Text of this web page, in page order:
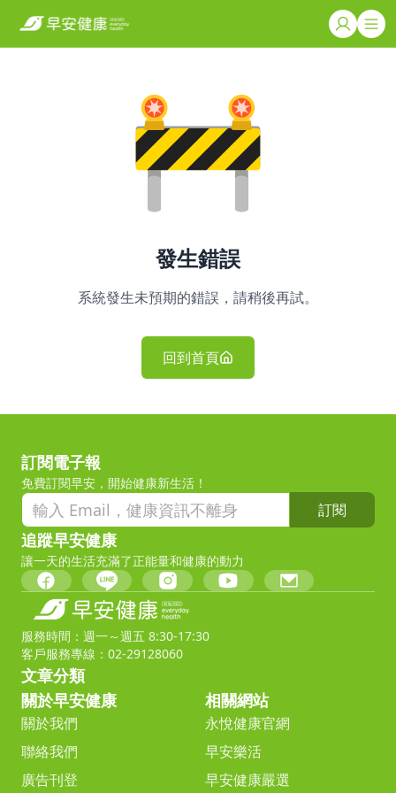
發生錯誤
系統發生未預期的錯誤，請稍後再試。
回到首頁
訂閱電子報
免費訂閱早安，開始健康新生活！
訂閱
追蹤早安健康
讓一天的生活充滿了正能量和健康的動力
服務時間：週一～週五 8:30-17:30
客戶服務專線：02-29128060
文章分類
關於早安健康
關於我們
聯絡我們
廣告刊登
相關網站
永悅健康官網
早安樂活
早安健康嚴選